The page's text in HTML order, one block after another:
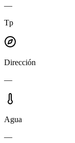
—
Tp
Dirección
—
Agua
—